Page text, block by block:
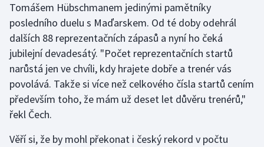
Ragby
Rychlobruslení
Rychlostní kanoistika
Short track
Sportovní střelba
Tomášem Hübschmanem jedinými pamětníky
posledního duelu s Maďarskem. Od té doby odehrál
dalších 88 reprezentačních zápasů a nyní ho čeká
jubilejní devadesátý. "Počet reprezentačních startů
narůstá jen ve chvíli, kdy hrajete dobře a trenér vás
povolává. Takže si více než celkového čísla startů cením
především toho, že mám už deset let důvěru trenérů,"
řekl Čech.
Věří si, že by mohl překonat i český rekord v počtu